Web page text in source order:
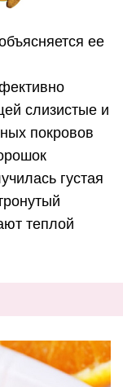
ее
слизистые и
покровов
густая
теплой